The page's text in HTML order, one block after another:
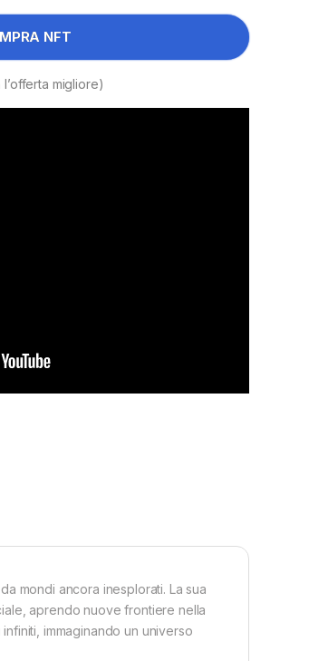
NFT
migliore)
mondi ancora inesplorati. La sua
aprendo nuove frontiere nella
immaginando un universo